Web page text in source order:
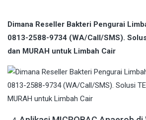
Dimana Reseller Bakteri Pengurai
0813-2588-9734 (WA/Call/SMS).
dan MURAH untuk Limbah Cair